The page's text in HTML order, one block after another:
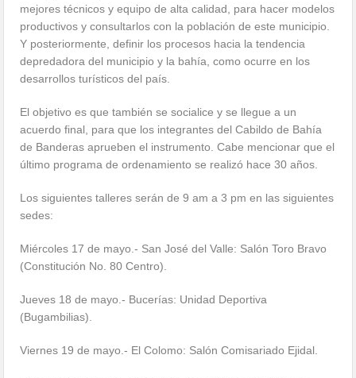
mejores técnicos y equipo de alta calidad, para hacer modelos
productivos y consultarlos con la población de este municipio.
Y posteriormente, definir los procesos hacia la tendencia
depredadora del municipio y la bahía, como ocurre en los
desarrollos turísticos del país.
El objetivo es que también se socialice y se llegue a un
acuerdo final, para que los integrantes del Cabildo de Bahía
de Banderas aprueben el instrumento. Cabe mencionar que el
último programa de ordenamiento se realizó hace 30 años.
Los siguientes talleres serán de 9 am a 3 pm en las siguientes
sedes:
Miércoles 17 de mayo.- San José del Valle: Salón Toro Bravo
(Constitución No. 80 Centro).
Jueves 18 de mayo.- Bucerías: Unidad Deportiva
(Bugambilias).
Viernes 19 de mayo.- El Colomo: Salón Comisariado Ejidal.